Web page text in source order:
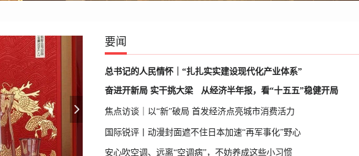
要闻
总书记的人民情怀｜“扎扎实实建设现代化产业体系”
奋进开新局 实干挑大梁
从经济半年报，看“十五五”稳健开局
焦点访谈｜以“新”破局 首发经济点亮城市消费活力
国际锐评丨动漫封面遮不住日本加速“再军事化”野心
安心吹空调、远离“空调病”，不妨养成这些小习惯